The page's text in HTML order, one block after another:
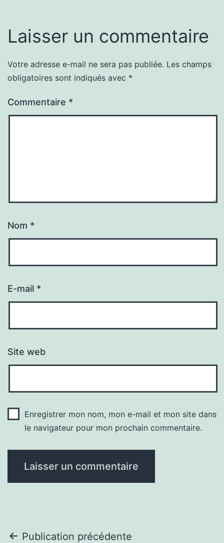
Laisser un commentaire
Votre adresse e-mail ne sera pas publiée. Les champs
obligatoires sont indiqués avec *
Commentaire *
Nom *
E-mail *
Site web
Enregistrer mon nom, mon e-mail et mon site dans
le navigateur pour mon prochain commentaire.
Publication précédente